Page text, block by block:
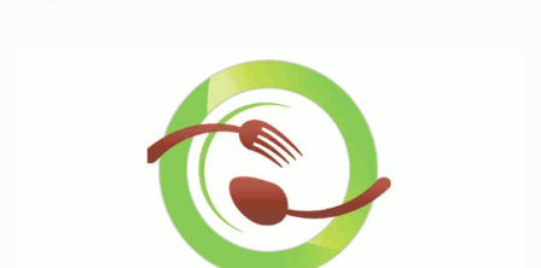
rubriques
Spéciales
Fêtes
Pour